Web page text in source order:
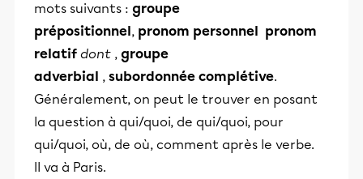
mots suivants : groupe
prépositionnel, pronom personnel pronom
relatif dont , groupe
adverbial , subordonnée complétive.
Généralement, on peut le trouver en posant
la question à qui/quoi, de qui/quoi, pour
qui/quoi, où, de où, comment après le verbe.
Il va à Paris.